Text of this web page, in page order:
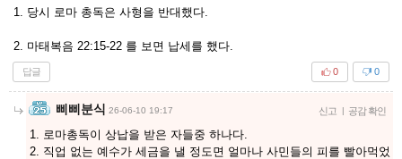
1. 당시 로마 총독은 사형을 반대했다.
2. 마태복음 22:15-22 를 보면 납세를 했다.
답글 0
0
삐삐분식 26-06-10 19:17 신고 | 공감 확인
1. 로마총독이 상납을 받은 자들중 하나다.
2. 직업 없는 예수가 세금을 낼 정도면 얼마나 사민들의 피를 빨아먹었